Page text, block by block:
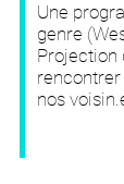
Une
genre
Projection
nos